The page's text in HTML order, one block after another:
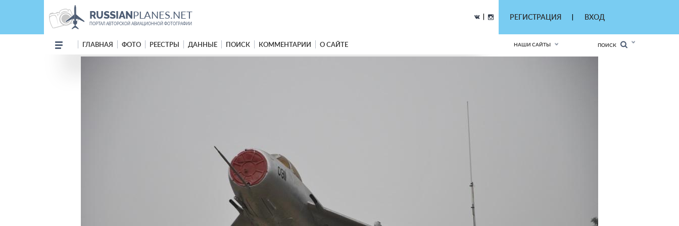
RUSSIANPLANES.NET
ПОРТАЛ АВТОРСКОЙ АВИАЦИОННОЙ ФОТОГРАФИИ
РЕГИСТРАЦИЯ ВХОД
ГЛАВНАЯ ФОТО РЕЕСТРЫ ДАННЫЕ ПОИСК КОММЕНТАРИИ О САЙТЕ НАШИ САЙТЫ ПОИСК